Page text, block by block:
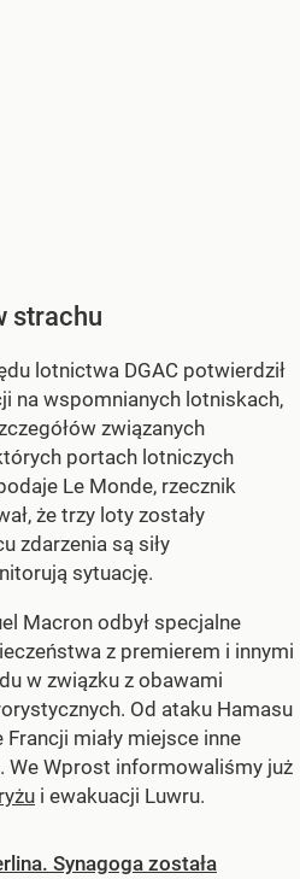
strachu
lotnictwa DGAC potwierdził
na wspomnianych lotniskach,
związanych
portach lotniczych
Le Monde, rzecznik
że trzy loty zostały
zdarzenia są siły
sytuację.
Macron odbył specjalne
z premierem i innymi
w związku z obawami
Od ataku Hamasu
miały miejsce inne
Wprost informowaliśmy już
i ewakuacji Luwru.
Synagoga została